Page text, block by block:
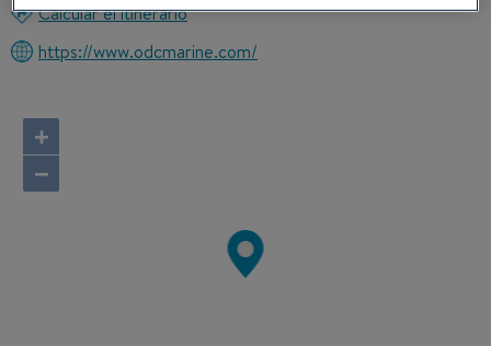
Calcular el itinerario
https://www.odcmarine.com/
+
−